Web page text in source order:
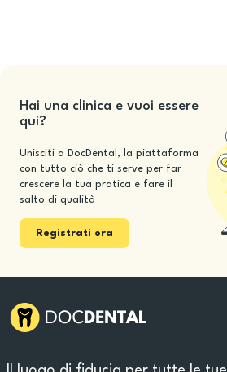
Hai una clinica e vuoi essere
qui?
Unisciti a DocDental, la piattaforma
con tutto ciò che ti serve per far
crescere la tua pratica e fare il
salto di qualità
Registrati ora